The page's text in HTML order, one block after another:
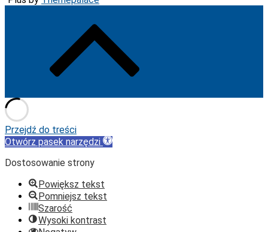
Przejdź do treści
Otwórz pasek narzędzi
Dostosowanie strony
Powiększ tekst
Pomniejsz tekst
Szarość
Wysoki kontrast